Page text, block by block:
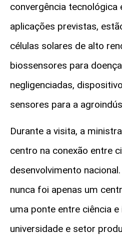
convergência tecnológica
aplicações previstas,
células solares de alto
biossensores para
negligenciadas,
sensores para a
Durante a visita, a
centro na conexão entre
desenvolvimento
nunca foi apenas um
uma ponte entre ciência
universidade e setor